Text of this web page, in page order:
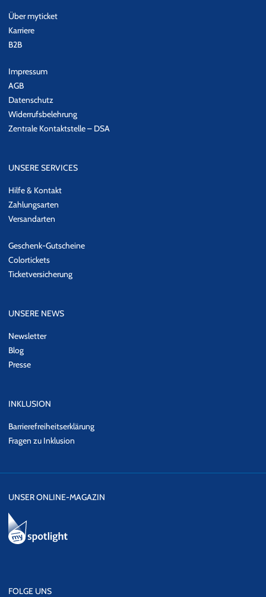
Über myticket
Karriere
B2B
Impressum
AGB
Datenschutz
Widerrufsbelehrung
Zentrale Kontaktstelle – DSA
UNSERE SERVICES
Hilfe & Kontakt
Zahlungsarten
Versandarten
Geschenk-Gutscheine
Colortickets
Ticketversicherung
UNSERE NEWS
Newsletter
Blog
Presse
INKLUSION
Barrierefreiheitserklärung
Fragen zu Inklusion
UNSER ONLINE-MAGAZIN
FOLGE UNS